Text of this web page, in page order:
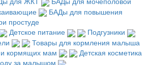
БАДы для повышения
простуде
Детское питание
Подгузники
Товары для кормления малыша
кормящих мам
Детская косметика
за малышом